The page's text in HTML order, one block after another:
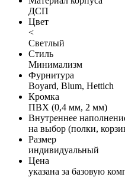
ДСП
Цвет
<
Светлый
Стиль
Минимализм
Фурнитура
Boyard, Blum, Hettich
Кромка
ПВХ (0,4 мм, 2 мм)
Внутреннее
на выбор (полки,
Размер
индивидуальный
Цена
указана за базовую